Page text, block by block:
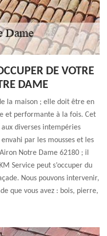
DE VOTRE
DAME
la maison ; elle doit être en
et performante à la fois. Cet
diverses intempéries
par les mousses et les
Notre Dame 62180 ; il
Service peut s’occuper du
Nous pouvons intervenir,
que vous avez : bois, pierre,